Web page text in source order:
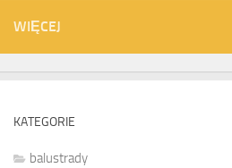
WIĘCEJ
KATEGORIE
balustrady